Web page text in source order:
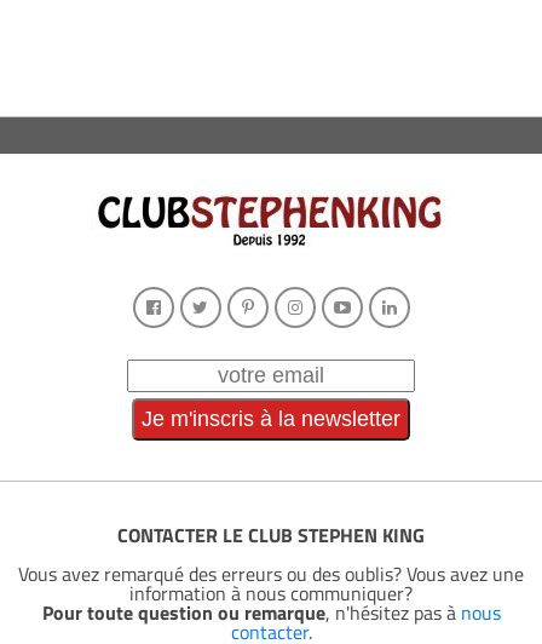
CONTACTER LE CLUB STEPHEN KING
Vous avez remarqué des erreurs ou des oublis? Vous avez une
information à nous communiquer?
Pour toute question ou remarque, n'hésitez pas à nous
contacter.